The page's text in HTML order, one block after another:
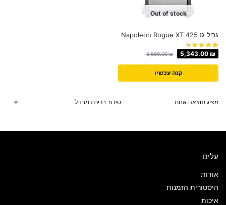
Out of stock
‏גריל ‏גז Napoleon Rogue XT 425
5,890.00₪ 5,343.00 ₪
קנה עכשיו
מציג תוצאה אחת
עלינו
אודות
היסטורית הזמנות
איכות